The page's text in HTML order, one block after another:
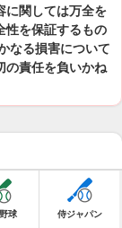
に関しては万全を
性を保証するもの
なる損害について
の責任を負いかね
球 侍ジャパン